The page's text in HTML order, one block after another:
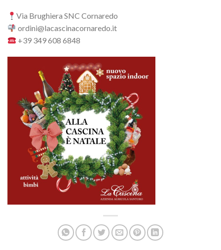
Via Brughiera SNC Cornaredo
ordini@lacascinacornaredo.it
+39 349 608 6848